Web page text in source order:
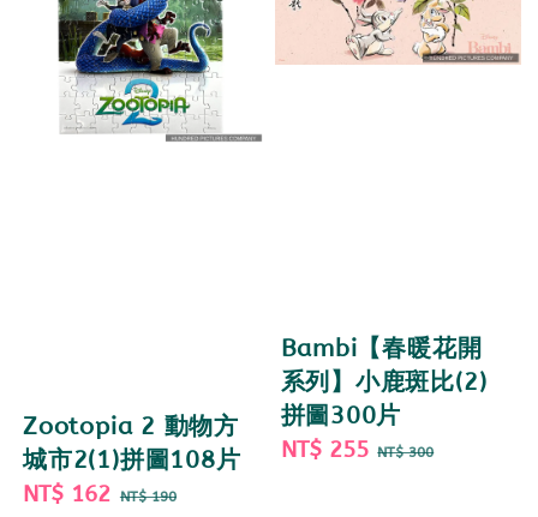
Zootopia 2 動物方
城市2(1)拼圖108片
Sale
NT$ 162 Regular
NT$ 190
Bambi【春暖花開
系列】小鹿斑比(2)
拼圖300片
Sale
NT$ 255 Regular
NT$ 300